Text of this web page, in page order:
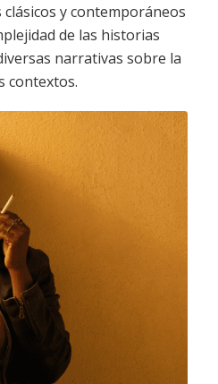
y contemporáneos
de las historias
narrativas sobre la
contextos.